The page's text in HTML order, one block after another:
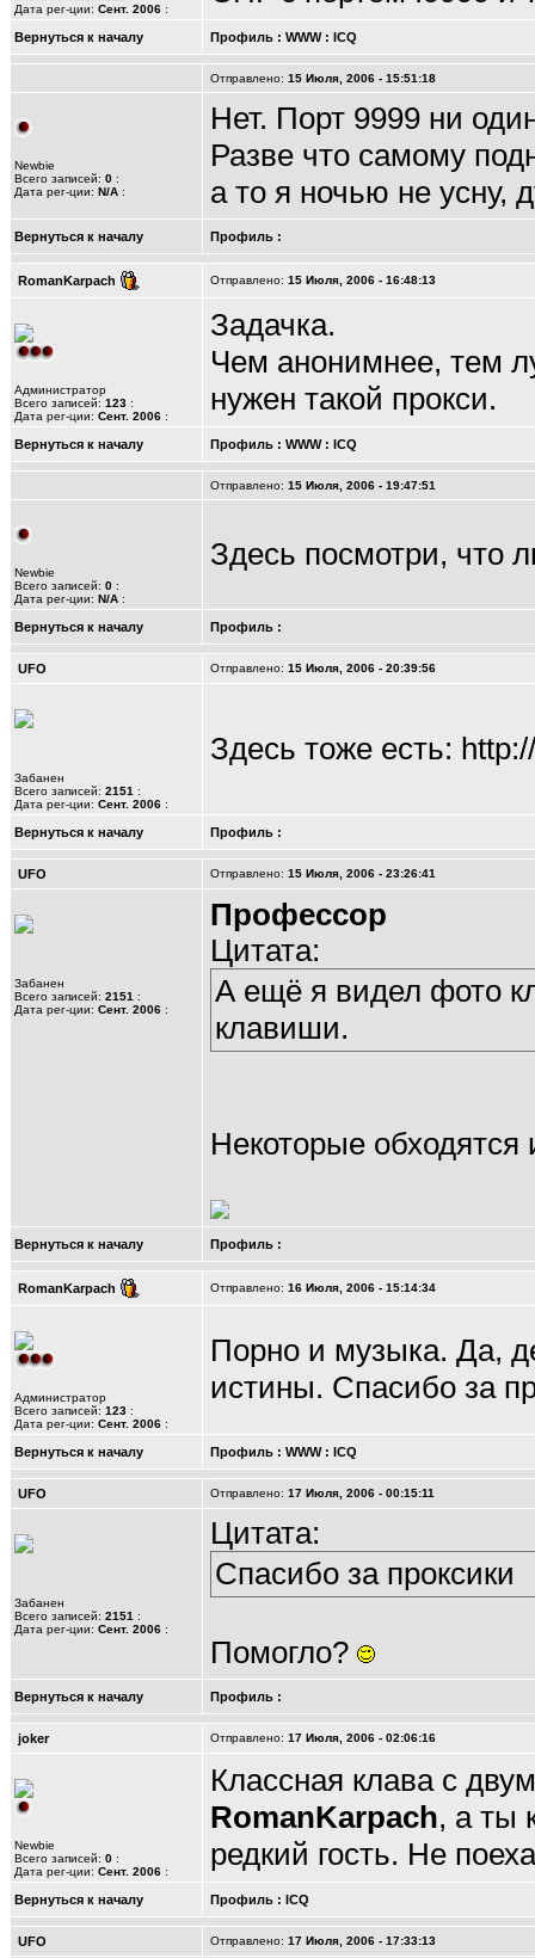
Дата рег-ции: Сент. 2006 :
Вернуться к началу Профиль : WWW: ICQ
Отправлено: 15 Июля, 2006 - 15:51:18
Newbie
Всего записей: 0 :
Дата рег-ции: N/A :
Нет. Порт 9999 ни
Разве что самому
а то я ночью не усну,
Вернуться к началу Профиль :
RomanKarpach Отправлено: 15 Июля, 2006 - 16:48:13
Администратор
Всего записей: 123 :
Дата рег-ции: Сент. 2006 :
Задачка.
Чем анонимнее, тем
нужен такой прокси.
Вернуться к началу Профиль : WWW: ICQ
Отправлено: 15 Июля, 2006 - 19:47:51
Newbie
Всего записей: 0 :
Дата рег-ции: N/A :
Здесь посмотри, что
Вернуться к началу Профиль :
UFO Отправлено: 15 Июля, 2006 - 20:39:56
Забанен
Всего записей: 2151 :
Дата рег-ции: Сент. 2006 :
Здесь тоже есть:
Вернуться к началу Профиль :
UFO Отправлено: 15 Июля, 2006 - 23:26:41
Забанен
Всего записей: 2151 :
Дата рег-ции: Сент. 2006 :
Профессор
Цитата:
А ещё я видел фото
клавиши.
Некоторые
Вернуться к началу Профиль :
RomanKarpach Отправлено: 16 Июля, 2006 - 15:14:34
Администратор
Всего записей: 123 :
Дата рег-ции: Сент. 2006 :
Порно и музыка. Да,
истины. Спасибо за
Вернуться к началу Профиль : WWW: ICQ
UFO Отправлено: 17 Июля, 2006 - 00:15:11
Забанен
Всего записей: 2151 :
Дата рег-ции: Сент. 2006 :
Цитата:
Спасибо за проксики
Помогло?
Вернуться к началу Профиль :
joker Отправлено: 17 Июля, 2006 - 02:06:16
Newbie
Всего записей: 0 :
Дата рег-ции: Сент. 2006 :
Классная клава с
RomanKarpach, а ты
редкий гость. Не
Вернуться к началу Профиль : ICQ
UFO Отправлено: 17 Июля, 2006 - 17:33:13